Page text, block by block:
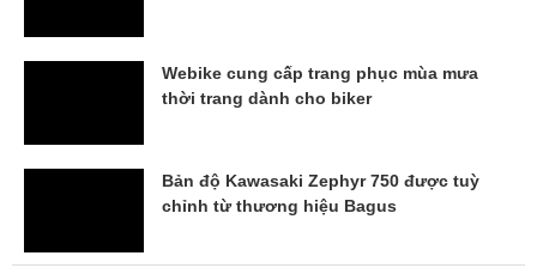
Webike cung cấp trang phục mùa mưa
thời trang dành cho biker
Bản độ Kawasaki Zephyr 750 được tuỳ
chỉnh từ thương hiệu Bagus